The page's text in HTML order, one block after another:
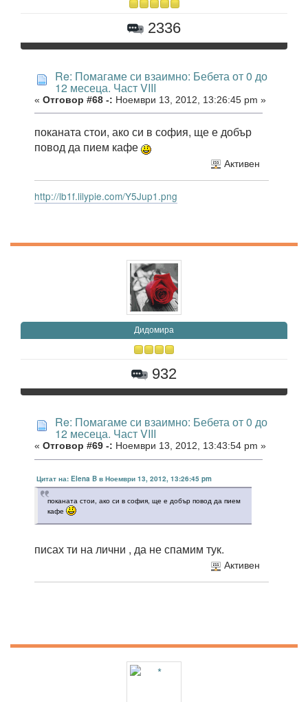
2336
Re: Помагаме си взаимно: Бебета от 0 до
12 месеца. Част VIII
« Отговор #68 -: Ноември 13, 2012, 13:26:45 pm »
поканата стои, ако си в софия, ще е добър
повод да пием кафе
Активен
http://lb1f.lilypie.com/Y5Jup1.png
Дидомира
932
Re: Помагаме си взаимно: Бебета от 0 до
12 месеца. Част VIII
« Отговор #69 -: Ноември 13, 2012, 13:43:54 pm »
Цитат на: Elena B в Ноември 13, 2012, 13:26:45 pm
поканата стои, ако си в софия, ще е добър повод да пием
кафе
писах ти на лични , да не спамим тук.
Активен